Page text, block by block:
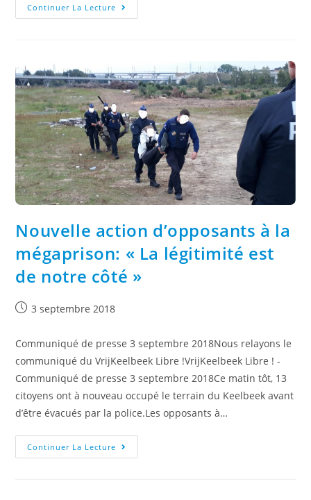
Continuer La Lecture
Nouvelle action d’opposants à la
mégaprison: « La légitimité est
de notre côté »
3 septembre 2018
Communiqué de presse 3 septembre 2018Nous relayons le
communiqué du VrijKeelbeek Libre !VrijKeelbeek Libre ! -
Communiqué de presse 3 septembre 2018Ce matin tôt, 13
citoyens ont à nouveau occupé le terrain du Keelbeek avant
d’être évacués par la police.Les opposants à…
Continuer La Lecture